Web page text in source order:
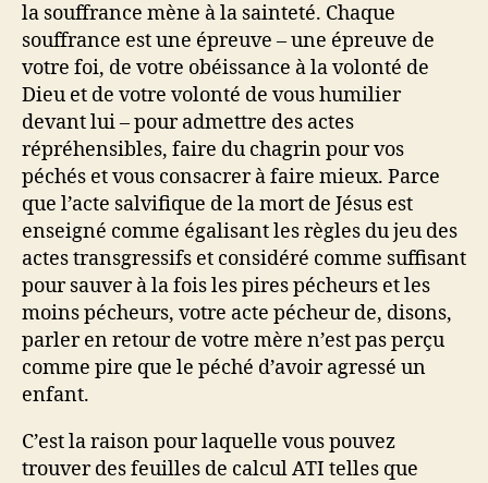
la souffrance mène à la sainteté. Chaque
souffrance est une épreuve – une épreuve de
votre foi, de votre obéissance à la volonté de
Dieu et de votre volonté de vous humilier
devant lui – pour admettre des actes
répréhensibles, faire du chagrin pour vos
péchés et vous consacrer à faire mieux. Parce
que l’acte salvifique de la mort de Jésus est
enseigné comme égalisant les règles du jeu des
actes transgressifs et considéré comme suffisant
pour sauver à la fois les pires pécheurs et les
moins pécheurs, votre acte pécheur de, disons,
parler en retour de votre mère n’est pas perçu
comme pire que le péché d’avoir agressé un
enfant.
C’est la raison pour laquelle vous pouvez
trouver des feuilles de calcul ATI telles que